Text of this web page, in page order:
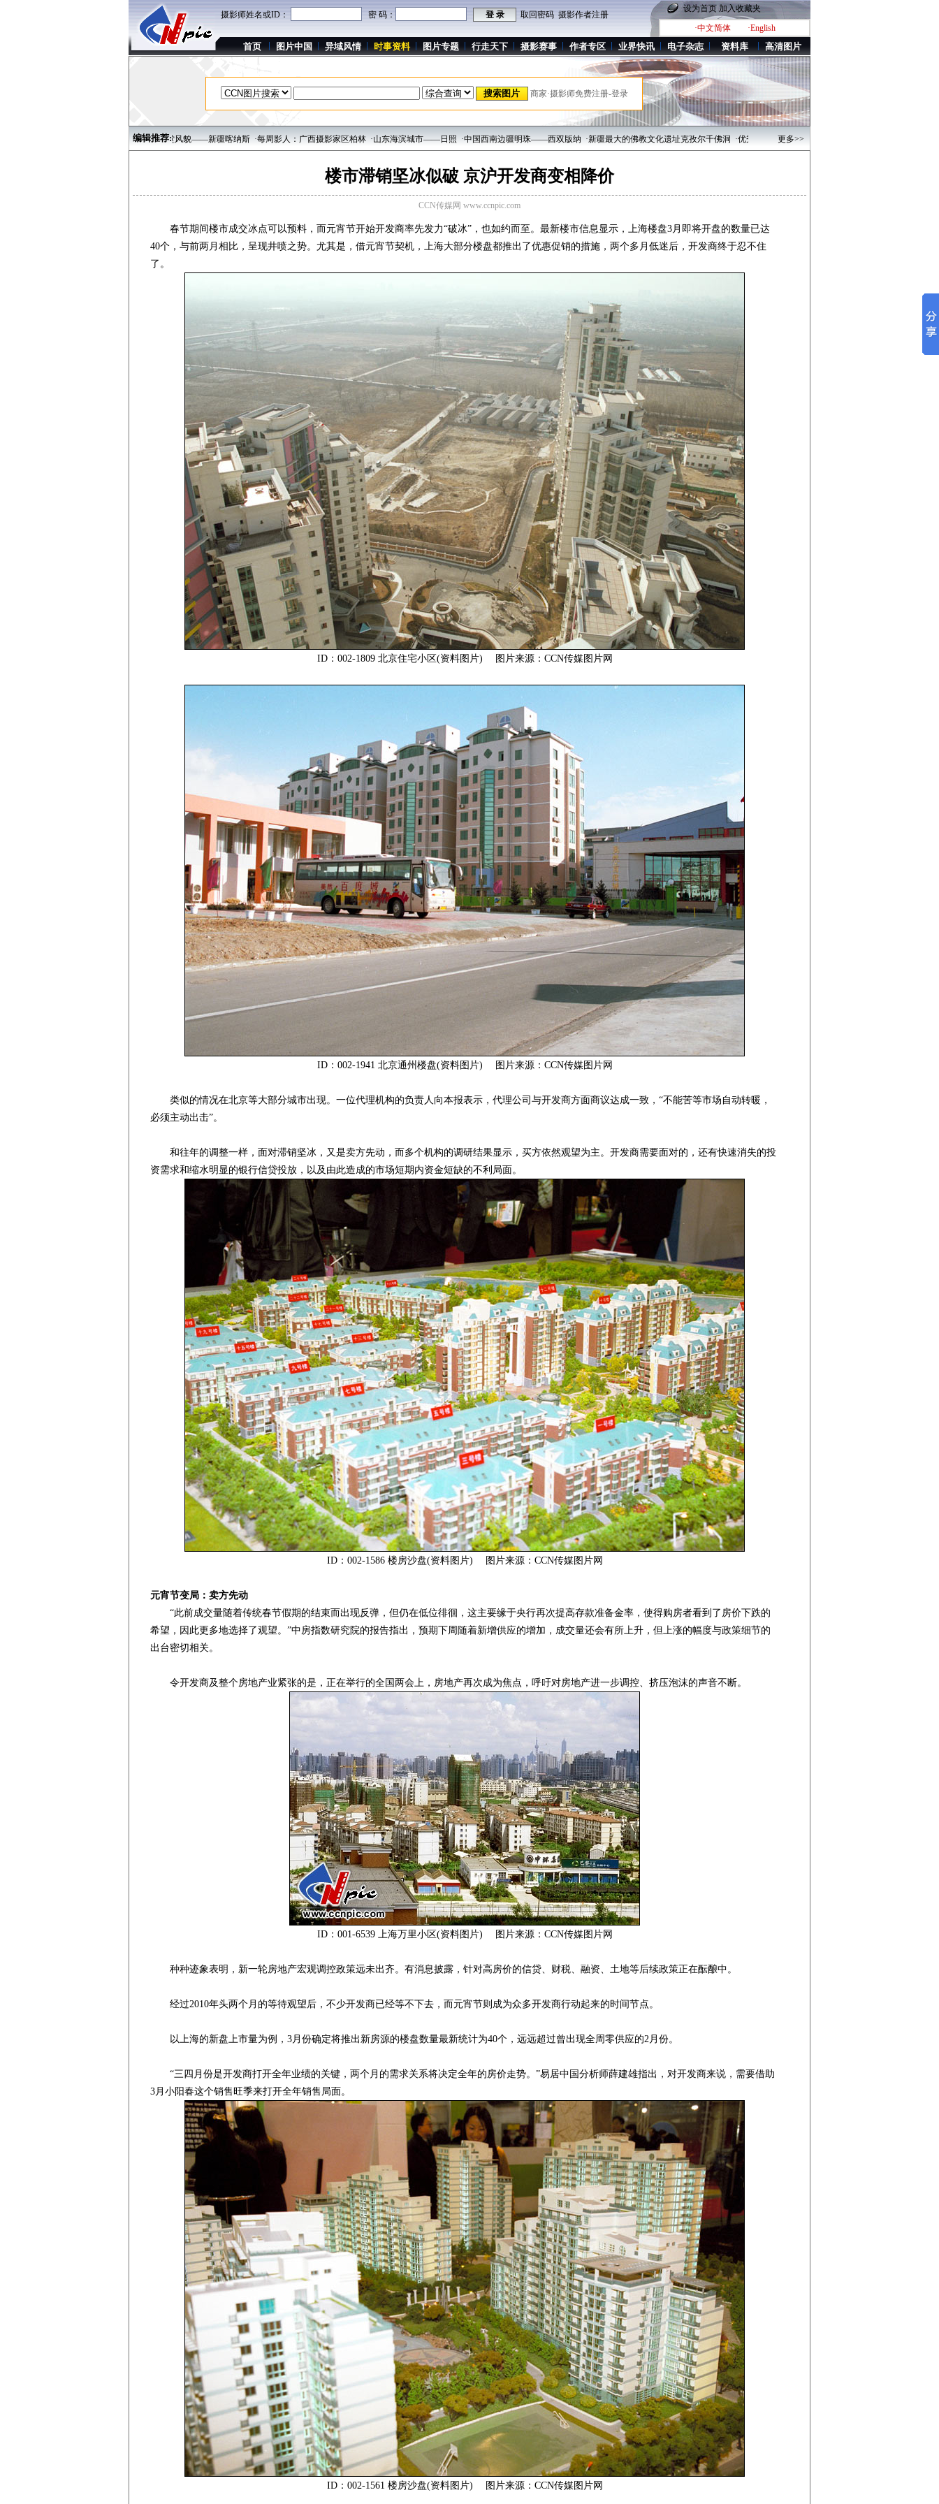
摄影师姓名或ID： 密 码： 取回密码 摄影作者注册
设为首页 加入收藏夹
·中文简体
·English
首页 图片中国 异域风情 时事资料 图片专题 行走天下 摄影赛事 作者专区 业界快讯 电子杂志 资料库 高清图片
商家·摄影师免费注册-登录
编辑推荐:
·拥抱宁静绚丽的天堂风貌——新疆喀纳斯 ·每周影人：广西摄影家区柏林 ·山东海滨城市——日照 ·中国西南边疆明珠——西双版纳 ·新疆最大的佛教文化遗址克孜尔千佛洞 ·优秀影人：陕西摄影家——王保卫 ·每周影人：新疆摄影家——徐宏斌
更多>>
楼市滞销坚冰似破 京沪开发商变相降价
CCN传媒网 www.ccnpic.com
春节期间楼市成交冰点可以预料，而元宵节开始开发商率先发力“破冰”，也如约而至。最新楼市信息显示，上海楼盘3月即将开盘的数量已达
40个，与前两月相比，呈现井喷之势。尤其是，借元宵节契机，上海大部分楼盘都推出了优惠促销的措施，两个多月低迷后，开发商终于忍不住
了。
ID：002-1809 北京住宅小区(资料图片) 图片来源：CCN传媒图片网
ID：002-1941 北京通州楼盘(资料图片) 图片来源：CCN传媒图片网
类似的情况在北京等大部分城市出现。一位代理机构的负责人向本报表示，代理公司与开发商方面商议达成一致，“不能苦等市场自动转暖，
必须主动出击”。
和往年的调整一样，面对滞销坚冰，又是卖方先动，而多个机构的调研结果显示，买方依然观望为主。开发商需要面对的，还有快速消失的投
资需求和缩水明显的银行信贷投放，以及由此造成的市场短期内资金短缺的不利局面。
ID：002-1586 楼房沙盘(资料图片) 图片来源：CCN传媒图片网
元宵节变局：卖方先动
“此前成交量随着传统春节假期的结束而出现反弹，但仍在低位徘徊，这主要缘于央行再次提高存款准备金率，使得购房者看到了房价下跌的
希望，因此更多地选择了观望。”中房指数研究院的报告指出，预期下周随着新增供应的增加，成交量还会有所上升，但上涨的幅度与政策细节的
出台密切相关。
令开发商及整个房地产业紧张的是，正在举行的全国两会上，房地产再次成为焦点，呼吁对房地产进一步调控、挤压泡沫的声音不断。
ID：001-6539 上海万里小区(资料图片) 图片来源：CCN传媒图片网
种种迹象表明，新一轮房地产宏观调控政策远未出齐。有消息披露，针对高房价的信贷、财税、融资、土地等后续政策正在酝酿中。
经过2010年头两个月的等待观望后，不少开发商已经等不下去，而元宵节则成为众多开发商行动起来的时间节点。
以上海的新盘上市量为例，3月份确定将推出新房源的楼盘数量最新统计为40个，远远超过曾出现全周零供应的2月份。
“三四月份是开发商打开全年业绩的关键，两个月的需求关系将决定全年的房价走势。”易居中国分析师薛建雄指出，对开发商来说，需要借助
3月小阳春这个销售旺季来打开全年销售局面。
ID：002-1561 楼房沙盘(资料图片) 图片来源：CCN传媒图片网